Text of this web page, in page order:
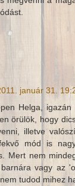
január 31.
Helga,
örülök, hogy
illetve
mód is
Mert nem
vagy az
tudod mihez